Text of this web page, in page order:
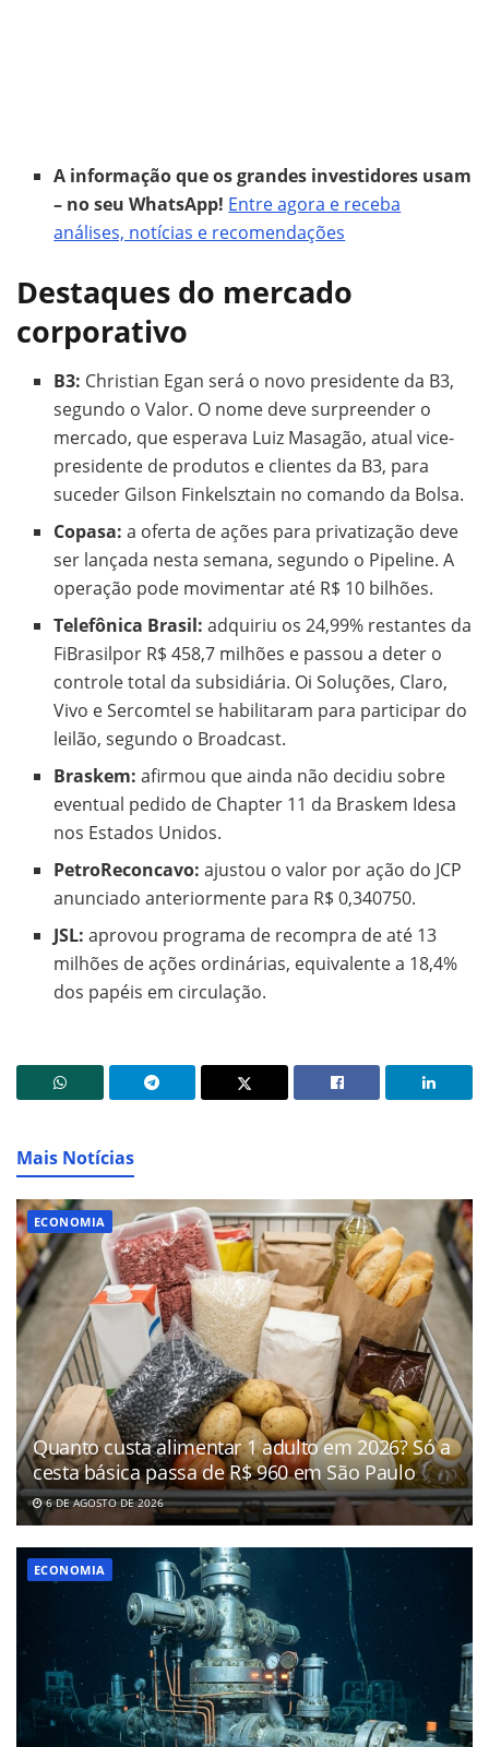
A informação que os grandes investidores usam
– no seu WhatsApp! Entre agora e receba
análises, notícias e recomendações
Destaques do mercado
corporativo
B3: Christian Egan será o novo presidente da B3,
segundo o Valor. O nome deve surpreender o
mercado, que esperava Luiz Masagão, atual vice-
presidente de produtos e clientes da B3, para
suceder Gilson Finkelsztain no comando da Bolsa.
Copasa: a oferta de ações para privatização deve
ser lançada nesta semana, segundo o Pipeline. A
operação pode movimentar até R$ 10 bilhões.
Telefônica Brasil: adquiriu os 24,99% restantes da
FiBrasilpor R$ 458,7 milhões e passou a deter o
controle total da subsidiária. Oi Soluções, Claro,
Vivo e Sercomtel se habilitaram para participar do
leilão, segundo o Broadcast.
Braskem: afirmou que ainda não decidiu sobre
eventual pedido de Chapter 11 da Braskem Idesa
nos Estados Unidos.
PetroReconcavo: ajustou o valor por ação do JCP
anunciado anteriormente para R$ 0,340750.
JSL: aprovou programa de recompra de até 13
milhões de ações ordinárias, equivalente a 18,4%
dos papéis em circulação.
Mais Notícias
ECONOMIA
Quanto custa alimentar 1 adulto em 2026? Só a
cesta básica passa de R$ 960 em São Paulo
6 DE AGOSTO DE 2026
ECONOMIA